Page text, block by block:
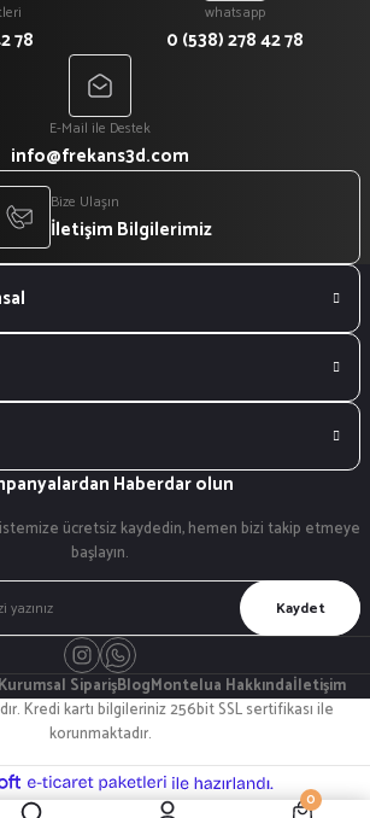
78
whatsapp
0 (538) 278 42 78
E-Mail ile Destek
info@frekans3d.com
Bize Ulaşın
İletişim Bilgilerimiz
Haberdar olun
ücretsiz kaydedin, hemen bizi takip etmeye
başlayın.
Kaydet
SiparişBlogMontelua Hakkındaİletişim
Kredi kartı bilgileriniz 256bit SSL sertifikası ile
korunmaktadır.
0
ideasoft
e-
ticaret
hazırlandı.